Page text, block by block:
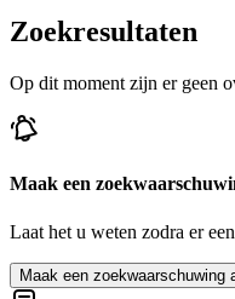
Ford F-Series
Ford Model A
Ford Model T
Ford Mustang
Zoekresultaten
Op dit moment zijn er geen
Maak een
Laat het u weten zodra er
Maak een zoekwaarschuwing